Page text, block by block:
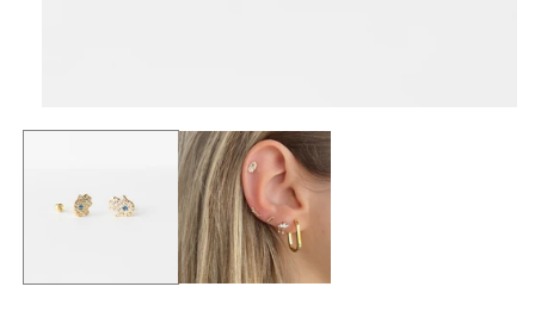
elemento
una
ventana